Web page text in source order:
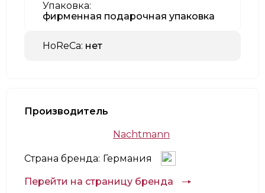
Упаковка:
фирменная подарочная упаковка
HoReCa: нет
Производитель
Nachtmann
Страна бренда: Германия
Перейти на страницу бренда